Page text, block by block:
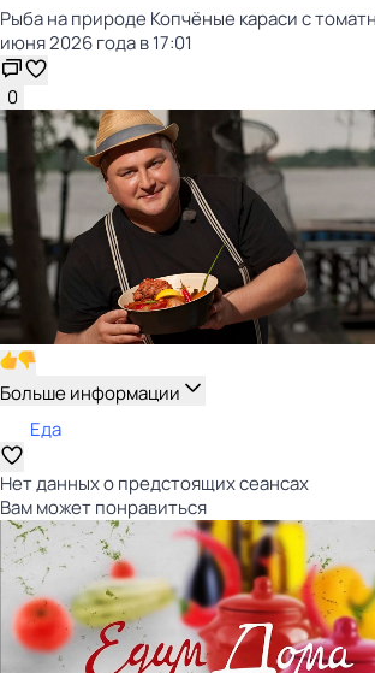
Рыба на природе Копчёные караси с
июня 2026 года в 17:01
0
Больше информации
Еда
Нет данных о предстоящих сеансах
Вам может понравиться